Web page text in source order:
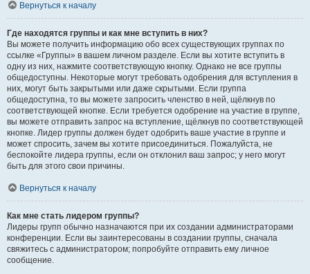
Вернуться к началу
Где находятся группы и как мне вступить в них?
Вы можете получить информацию обо всех существующих группах по
ссылке «Группы» в вашем личном разделе. Если вы хотите вступить в
одну из них, нажмите соответствующую кнопку. Однако не все группы
общедоступны. Некоторые могут требовать одобрения для вступления в
них, могут быть закрытыми или даже скрытыми. Если группа
общедоступна, то вы можете запросить членство в ней, щёлкнув по
соответствующей кнопке. Если требуется одобрение на участие в группе,
вы можете отправить запрос на вступление, щёлкнув по соответствующей
кнопке. Лидер группы должен будет одобрить ваше участие в группе и
может спросить, зачем вы хотите присоединиться. Пожалуйста, не
беспокойте лидера группы, если он отклонил ваш запрос; у него могут
быть для этого свои причины.
Вернуться к началу
Как мне стать лидером группы?
Лидеры групп обычно назначаются при их создании администраторами
конференции. Если вы заинтересованы в создании группы, сначала
свяжитесь с администратором; попробуйте отправить ему личное
сообщение.